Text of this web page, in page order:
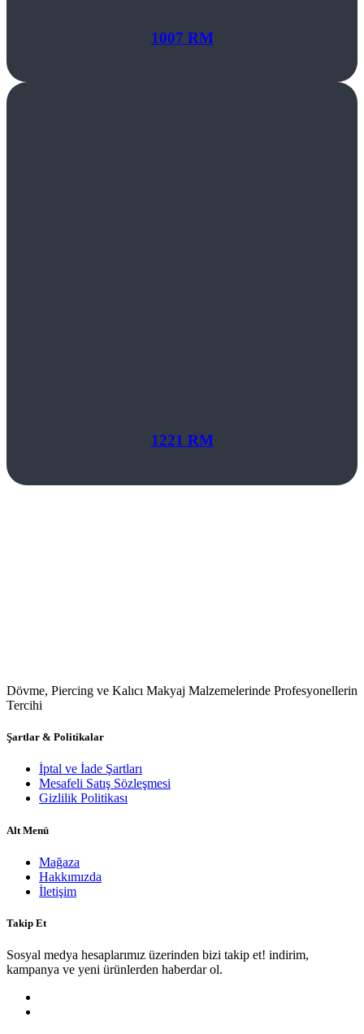
1007 RM
1221 RM
Dövme, Piercing ve Kalıcı Makyaj Malzemelerinde Profesyonellerin
Tercihi
Şartlar & Politikalar
İptal ve İade Şartları
Mesafeli Satış Sözleşmesi
Gizlilik Politikası
Alt Menü
Mağaza
Hakkımızda
İletişim
Takip Et
Sosyal medya hesaplarımız üzerinden bizi takip et! indirim,
kampanya ve yeni ürünlerden haberdar ol.